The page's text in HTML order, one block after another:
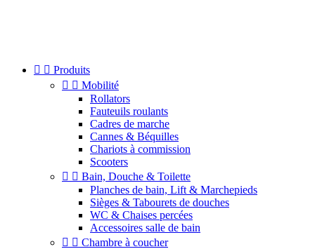
  Produits
  Mobilité
Rollators
Fauteuils roulants
Cadres de marche
Cannes & Béquilles
Chariots à commission
Scooters
  Bain, Douche & Toilette
Planches de bain, Lift & Marchepieds
Sièges & Tabourets de douches
WC & Chaises percées
Accessoires salle de bain
  Chambre à coucher